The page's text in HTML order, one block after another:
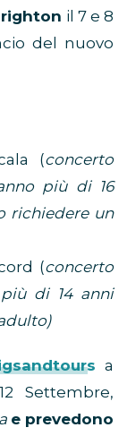
il 7 e 8
del nuovo
(concerto
più di 16
richiedere un
(concerto
di 14 anni
a
Settembre,
e prevedono